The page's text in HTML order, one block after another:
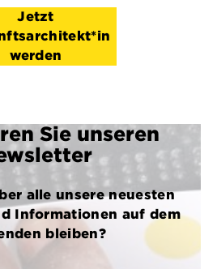
Jetzt
werden
Sie unseren
alle unsere neuesten
Informationen auf dem
bleiben?